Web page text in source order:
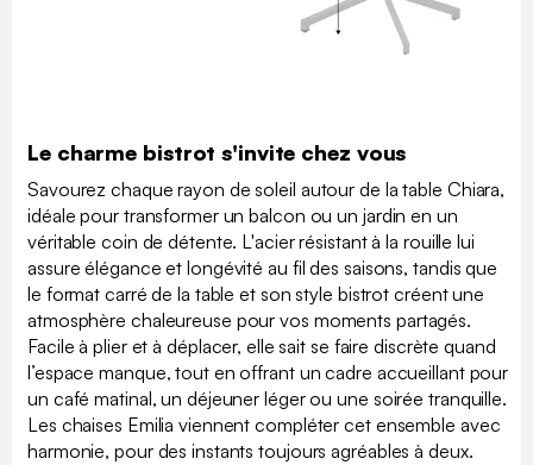
Le charme bistrot s'invite chez vous
Savourez chaque rayon de soleil autour de la table Chiara,
idéale pour transformer un balcon ou un jardin en un
véritable coin de détente. L'acier résistant à la rouille lui
assure élégance et longévité au fil des saisons, tandis que
le format carré de la table et son style bistrot créent une
atmosphère chaleureuse pour vos moments partagés.
Facile à plier et à déplacer, elle sait se faire discrète quand
l’espace manque, tout en offrant un cadre accueillant pour
un café matinal, un déjeuner léger ou une soirée tranquille.
Les chaises Emilia viennent compléter cet ensemble avec
harmonie, pour des instants toujours agréables à deux.